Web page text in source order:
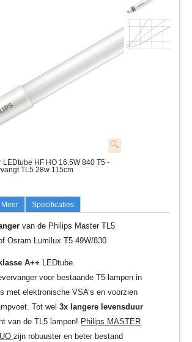
LEDtube HF HO 16.5W 840 T5 -
TL5 28w 115cm
Meer Specificaties
van de Philips Master TL5
Osram Lumilux T5 49W/830
A++ LEDtube.
voor bestaande T5-lampen in
met elektronische VSA’s en voorzien
Tot wel 3x langere levensduur
van de TL5 lampen! Philips MASTER
zijn robuuster en beter bestand